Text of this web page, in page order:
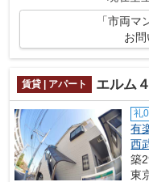
「市両
お
賃貸 | アパート エルム
礼0
有
西
築
東